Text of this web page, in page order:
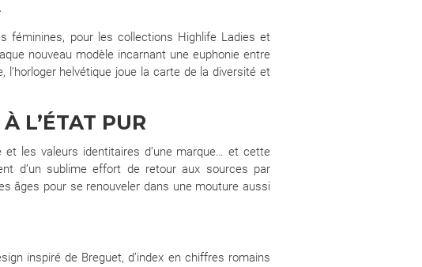
féminines, pour les collections Highlife Ladies et
nouveau modèle incarnant une euphonie entre
helvétique joue la carte de la diversité et
L’ÉTAT PUR
les valeurs identitaires d’une marque… et cette
d’un sublime effort de retour aux sources par
âges pour se renouveler dans une mouture aussi
inspiré de Breguet, d’index en chiffres romains